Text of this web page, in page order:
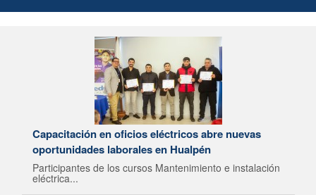
Capacitación en oficios eléctricos abre nuevas
oportunidades laborales en Hualpén
Participantes de los cursos Mantenimiento e instalación
eléctrica...